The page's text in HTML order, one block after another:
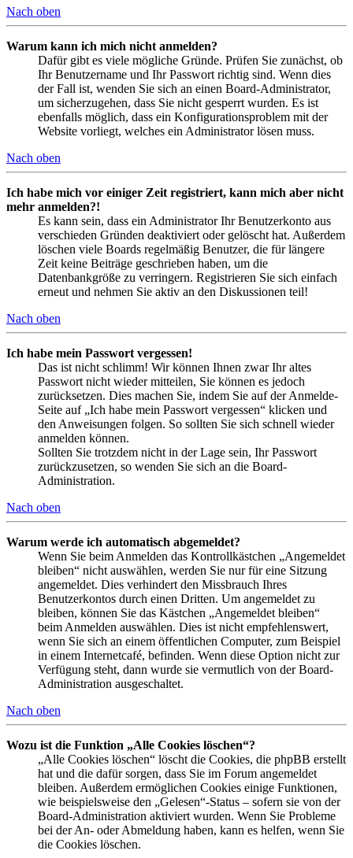
Nach oben
Warum kann ich mich nicht anmelden?
Dafür gibt es viele mögliche Gründe. Prüfen Sie zunächst, ob
Ihr Benutzername und Ihr Passwort richtig sind. Wenn dies
der Fall ist, wenden Sie sich an einen Board-Administrator,
um sicherzugehen, dass Sie nicht gesperrt wurden. Es ist
ebenfalls möglich, dass ein Konfigurationsproblem mit der
Website vorliegt, welches ein Administrator lösen muss.
Nach oben
Ich habe mich vor einiger Zeit registriert, kann mich aber nicht
mehr anmelden?!
Es kann sein, dass ein Administrator Ihr Benutzerkonto aus
verschieden Gründen deaktiviert oder gelöscht hat. Außerdem
löschen viele Boards regelmäßig Benutzer, die für längere
Zeit keine Beiträge geschrieben haben, um die
Datenbankgröße zu verringern. Registrieren Sie sich einfach
erneut und nehmen Sie aktiv an den Diskussionen teil!
Nach oben
Ich habe mein Passwort vergessen!
Das ist nicht schlimm! Wir können Ihnen zwar Ihr altes
Passwort nicht wieder mitteilen, Sie können es jedoch
zurücksetzen. Dies machen Sie, indem Sie auf der Anmelde-
Seite auf „Ich habe mein Passwort vergessen“ klicken und
den Anweisungen folgen. So sollten Sie sich schnell wieder
anmelden können.
Sollten Sie trotzdem nicht in der Lage sein, Ihr Passwort
zurückzusetzen, so wenden Sie sich an die Board-
Administration.
Nach oben
Warum werde ich automatisch abgemeldet?
Wenn Sie beim Anmelden das Kontrollkästchen „Angemeldet
bleiben“ nicht auswählen, werden Sie nur für eine Sitzung
angemeldet. Dies verhindert den Missbrauch Ihres
Benutzerkontos durch einen Dritten. Um angemeldet zu
bleiben, können Sie das Kästchen „Angemeldet bleiben“
beim Anmelden auswählen. Dies ist nicht empfehlenswert,
wenn Sie sich an einem öffentlichen Computer, zum Beispiel
in einem Internetcafé, befinden. Wenn diese Option nicht zur
Verfügung steht, dann wurde sie vermutlich von der Board-
Administration ausgeschaltet.
Nach oben
Wozu ist die Funktion „Alle Cookies löschen“?
„Alle Cookies löschen“ löscht die Cookies, die phpBB erstellt
hat und die dafür sorgen, dass Sie im Forum angemeldet
bleiben. Außerdem ermöglichen Cookies einige Funktionen,
wie beispielsweise den „Gelesen“-Status – sofern sie von der
Board-Administration aktiviert wurden. Wenn Sie Probleme
bei der An- oder Abmeldung haben, kann es helfen, wenn Sie
die Cookies löschen.